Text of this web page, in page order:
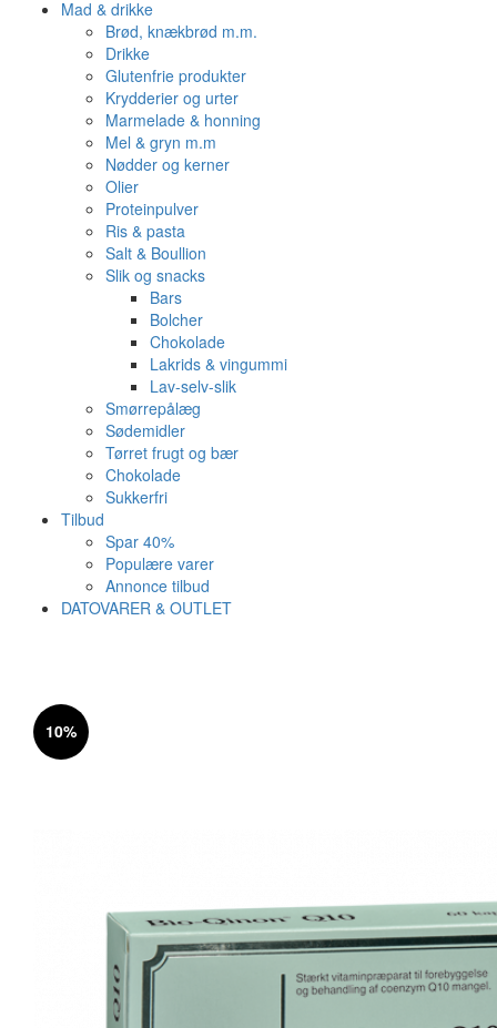
Mad & drikke
Brød, knækbrød m.m.
Drikke
Glutenfrie produkter
Krydderier og urter
Marmelade & honning
Mel & gryn m.m
Nødder og kerner
Olier
Proteinpulver
Ris & pasta
Salt & Boullion
Slik og snacks
Bars
Bolcher
Chokolade
Lakrids & vingummi
Lav-selv-slik
Smørrepålæg
Sødemidler
Tørret frugt og bær
Chokolade
Sukkerfri
Tilbud
Spar 40%
Populære varer
Annonce tilbud
DATOVARER & OUTLET
Varen er nu i kurven ✔
Vi anbefaler dig disse
10%